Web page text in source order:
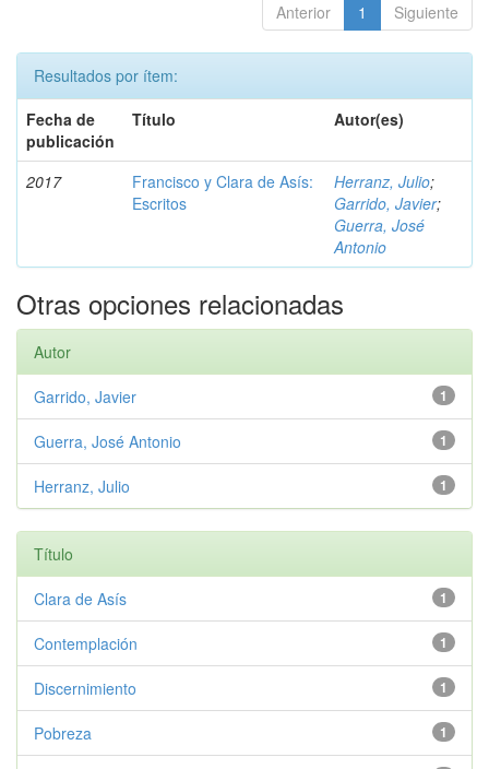
Anterior 1 Siguiente
Resultados por ítem:
Fecha de
publicación
Título Autor(es)
2017
Francisco y Clara de Asís:
Escritos
Herranz, Julio;
Garrido, Javier;
Guerra, José
Antonio
Otras opciones relacionadas
Autor
1
Garrido, Javier
1
Guerra, José Antonio
1
Herranz, Julio
Título
1
Clara de Asís
1
Contemplación
1
Discernimiento
1
Pobreza